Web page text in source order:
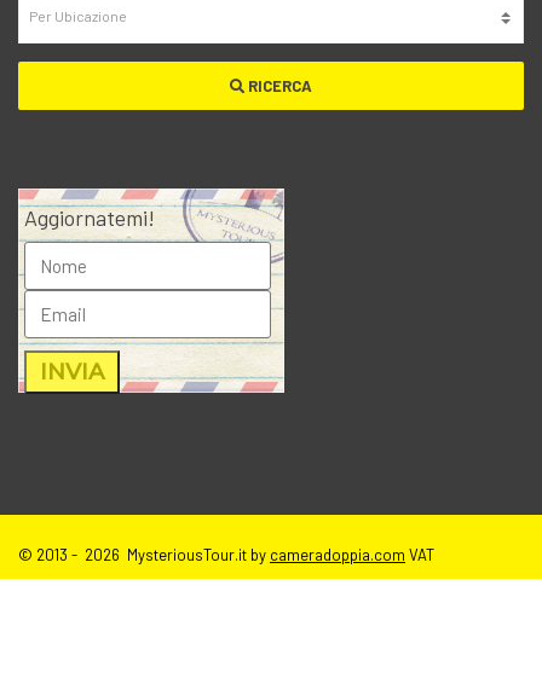
RICERCA
Aggiornatemi!
© 2013 - 2026 MysteriousTour.it by cameradoppia.com VAT